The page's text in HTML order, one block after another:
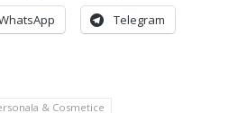
Telegram
& Cosmetice